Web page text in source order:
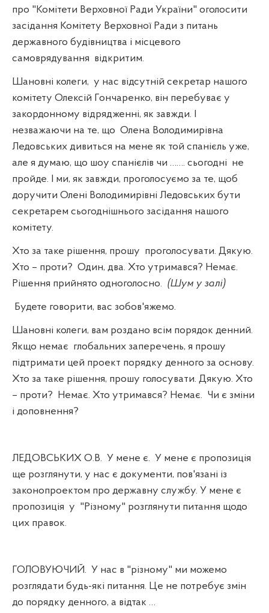
про "Комітети Верховної Ради України" оголосити
засідання Комітету Верховної Ради з питань
державного будівництва і місцевого
самоврядування відкритим.
Шановні колеги, у нас відсутній секретар нашого
комітету Олексій Гончаренко, він перебуває у
закордонному відрядженні, як завжди. І
незважаючи на те, що Олена Володимирівна
Ледовських дивиться на мене як той спанієль уже,
але я думаю, що шоу спанієлів чи ……. сьогодні не
пройде. І ми, як завжди, проголосуємо за те, щоб
доручити Олені Володимирівні Ледовських бути
секретарем сьогоднішнього засідання нашого
комітету.
Хто за таке рішення, прошу проголосувати. Дякую.
Хто – проти? Один, два. Хто утримався? Немає.
Рішення прийнято одноголосно. (Шум у залі)
Будете говорити, вас зобов'яжемо.
Шановні колеги, вам роздано всім порядок денний.
Якщо немає глобальних заперечень, я прошу
підтримати цей проект порядку денного за основу.
Хто за таке рішення, прошу голосувати. Дякую. Хто
– проти?
Немає. Хто утримався? Немає. Чи є зміни
і доповнення?
ЛЕДОВСЬКИХ О.В. У мене є. У мене є пропозиція
ще розглянути, у нас є документи, пов'язані із
законопроектом про державну службу. У мене є
пропозиція у "Різному" розглянути питання щодо
цих правок.
ГОЛОВУЮЧИЙ. У нас в "різному" ми можемо
розглядати будь-які питання. Це не потребує змін
до порядку денного, а відтак …